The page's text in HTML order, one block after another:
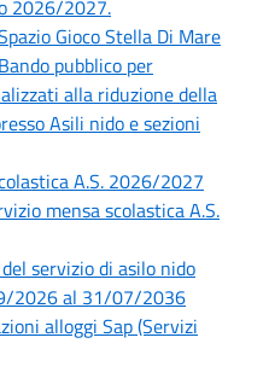
2026/2027.
Gioco Stella Di Mare
pubblico per
alla riduzione della
Asili nido e sezioni
A.S. 2026/2027
mensa scolastica A.S.
servizio di asilo nido
2026 al 31/07/2036
alloggi Sap (Servizi